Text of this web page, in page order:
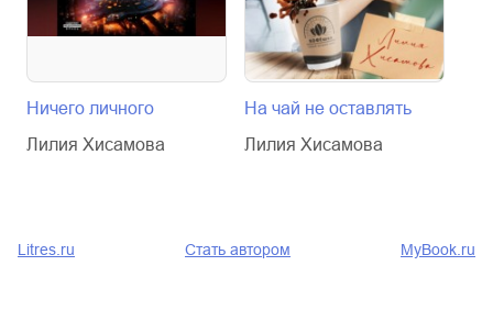
Ничего личного
Лилия Хисамова
На чай не оставлять
Лилия Хисамова
Litres.ru Стать автором MyBook.ru